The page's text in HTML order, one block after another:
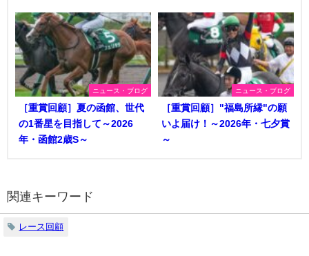
ニュース・ブログ
［重賞回顧］夏の函館、世代
の1番星を目指して～2026
年・函館2歳S～
ニュース・ブログ
［重賞回顧］"福島所縁"の願
いよ届け！～2026年・七夕賞
～
関連キーワード
レース回顧